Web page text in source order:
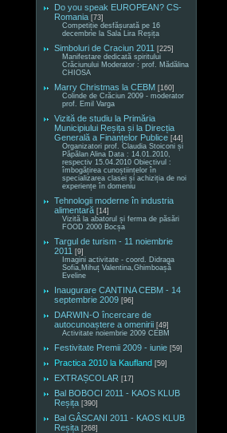
Do you speak EUROPEAN? CS-
Romania [73]
Competiție desfășurată pe 16
decembrie la Sala Lira Reșița
Simboluri de Craciun 2011 [225]
Manifestare dedicată spiritului
Crăciunului Moderator : prof. Mădălina
CHIOSA
Marry Christmas la CEBM [160]
Colinde de Crăciun 2009 - moderator
prof. Emil Varga
Vizită de studiu la Primăria
Municipiului Reșița și la Direcția
Generală a Finanțelor Publice [44]
Organizatori prof. Claudia Stoiconi și
Păpălan Alina Data : 14.01.2010,
respectiv 15.04.2010 Obiectivul :
îmbogățirea cunoștiințelor în
specializarea clasei și achiziția de noi
experiențe în domeniu
Tehnologii moderne în industria
alimentară [14]
Vizită la abatorul și ferma de păsări
FOOD 2000 Bocșa
Targul de turism - 11 noiembrie
2011 [9]
Imagini activitate - coord. Didraga
Sofia,Mihuț Valentina,Ghimboașă
Eveline
Inaugurare CANTINA CEBM - 14
septembrie 2009 [96]
DARWIN-O încercare de
autocunoaștere a omenirii [49]
Activitate noiembrie 2009 CEBM
Festivitate Premii 2009 - iunie [59]
Practica 2010 la Kaufland [59]
EXTRAȘCOLAR [17]
Bal BOBOCI 2011 - KAOS KLUB
Reșița [390]
Bal GÂSCANI 2011 - KAOS KLUB
Reșița [268]